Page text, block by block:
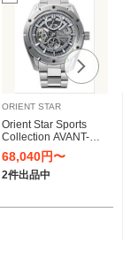
ORIENT STAR
Orient Star Sports
Collection AVANT-
GARDE SKELETON
ステンレスススチール
バンド RK-AV0A02S
68,040円〜
2件出品中